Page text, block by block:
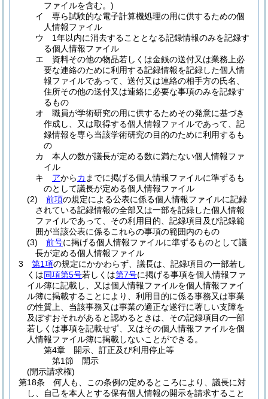
ファイルを含む。)
イ
専ら試験的な電子計算機処理の用に供するための個
人情報ファイル
ウ
1年以内に消去することとなる記録情報のみを記録す
る個人情報ファイル
エ
資料その他の物品若しくは金銭の送付又は業務上必
要な連絡のために利用する記録情報を記録した個人情
報ファイルであって、送付又は連絡の相手方の氏名、
住所その他の送付又は連絡に必要な事項のみを記録す
るもの
オ
職員が学術研究の用に供するためその発意に基づき
作成し、又は取得する個人情報ファイルであって、記
録情報を専ら当該学術研究の目的のために利用するも
の
カ
本人の数が議長が定める数に満たない個人情報ファ
イル
キ
アからカ までに掲げる個人情報ファイルに準ずるも
のとして議長が定める個人情報ファイル
(2)
前項の規定による公表に係る個人情報ファイルに記録
されている記録情報の全部又は一部を記録した個人情報
ファイルであって、その利用目的、記録項目及び記録範
囲が当該公表に係るこれらの事項の範囲内のもの
(3)
前号に掲げる個人情報ファイルに準ずるものとして議
長が定める個人情報ファイル
3
第1項の規定にかかわらず、議長は、記録項目の一部若し
くは同項第5号若しくは第7号に掲げる事項を個人情報ファ
イル簿に記載し、又は個人情報ファイルを個人情報ファイ
ル簿に掲載することにより、利用目的に係る事務又は事業
の性質上、当該事務又は事業の適正な遂行に著しい支障を
及ぼすおそれがあると認めるときは、その記録項目の一部
若しくは事項を記載せず、又はその個人情報ファイルを個
人情報ファイル簿に掲載しないことができる。
第4章
開示、訂正及び利用停止等
第1節
開示
(開示請求権)
第18条
何人も、この条例の定めるところにより、議長に対
し、自己を本人とする保有個人情報の開示を請求すること